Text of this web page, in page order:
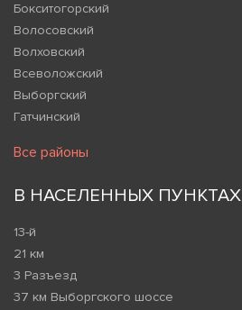
Бокситогорский
Волосовский
Волховский
Всеволожский
Выборгский
Гатчинский
Все районы
В НАСЕЛЕННЫХ ПУНКТАХ
13-й
21 км
3 Разъезд
37 км Выборгского шоссе